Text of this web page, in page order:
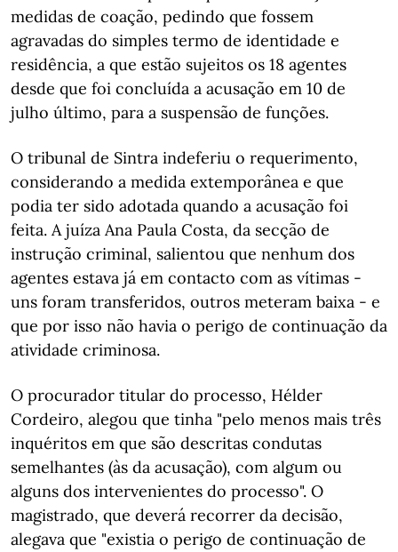
medidas de coação, pedindo que fossem
agravadas do simples termo de identidade e
residência, a que estão sujeitos os 18 agentes
desde que foi concluída a acusação em 10 de
julho último, para a suspensão de funções.
O tribunal de Sintra indeferiu o requerimento,
considerando a medida extemporânea e que
podia ter sido adotada quando a acusação foi
feita. A juíza Ana Paula Costa, da secção de
instrução criminal, salientou que nenhum dos
agentes estava já em contacto com as vítimas -
uns foram transferidos, outros meteram baixa - e
que por isso não havia o perigo de continuação da
atividade criminosa.
O procurador titular do processo, Hélder
Cordeiro, alegou que tinha "pelo menos mais três
inquéritos em que são descritas condutas
semelhantes (às da acusação), com algum ou
alguns dos intervenientes do processo". O
magistrado, que deverá recorrer da decisão,
alegava que "existia o perigo de continuação de